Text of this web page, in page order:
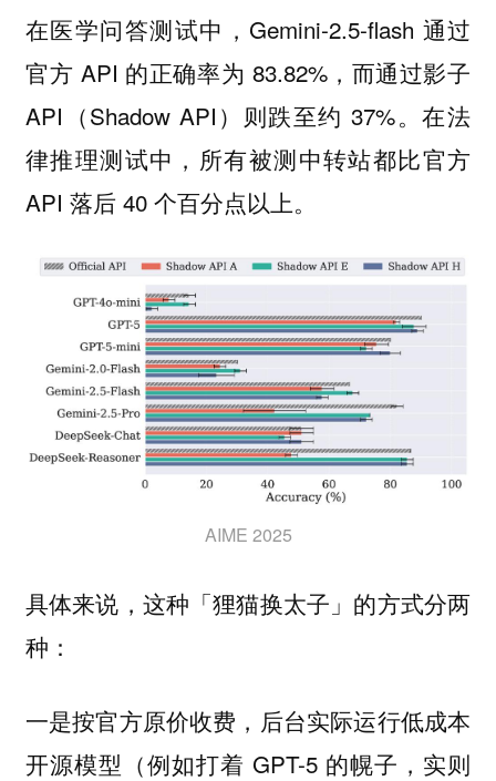
在医学问答测试中，Gemini-2.5-flash 通过
官方 API 的正确率为 83.82%，而通过影子
API（Shadow API）则跌至约 37%。在法
律推理测试中，所有被测中转站都比官方
API 落后 40 个百分点以上。
AIME 2025
具体来说，这种「狸猫换太子」的方式分两
种：
一是按官方原价收费，后台实际运行低成本
开源模型（例如打着 GPT-5 的幌子，实则